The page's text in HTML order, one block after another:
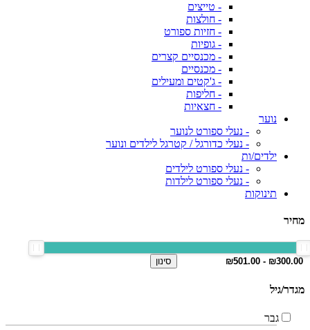
- טייצים
- חולצות
- חזיות ספורט
- גופיות
- מכנסיים קצרים
- מכנסיים
- ג'קטים ומעילים
- חליפות
- חצאיות
נוער
- נעלי ספורט לנוער
- נעלי כדורגל / קטרגל לילדים ונוער
ילדים/ות
- נעלי ספורט לילדים
- נעלי ספורט לילדות
תינוקות
מחיר
סינון
מגדר/גיל
גבר